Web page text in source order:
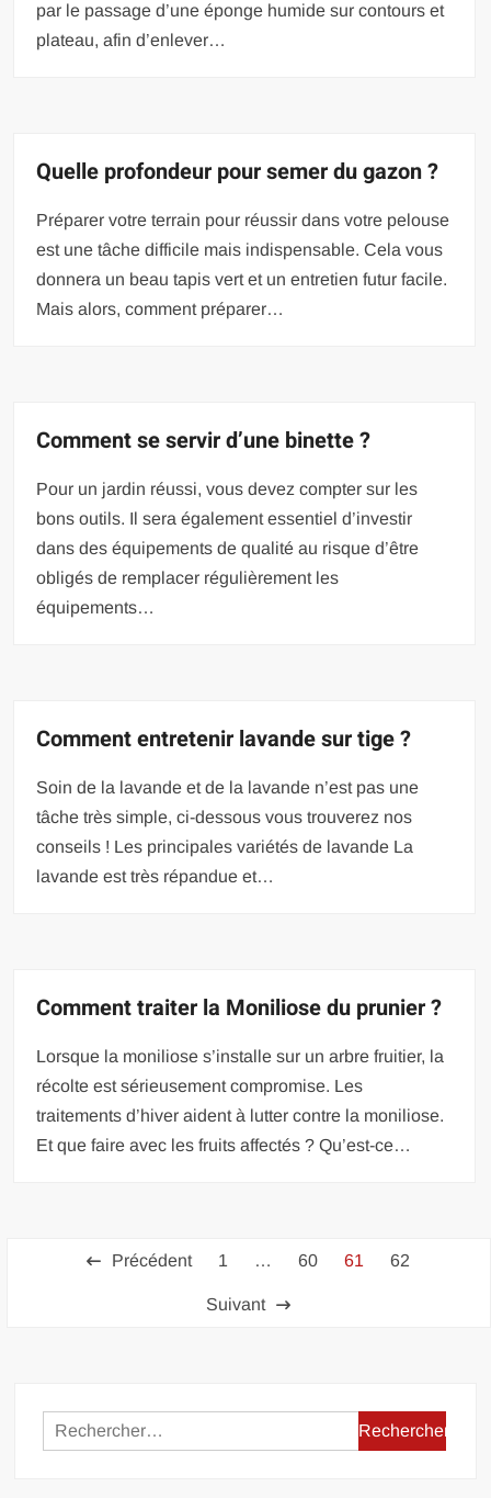
par le passage d’une éponge humide sur contours et
plateau, afin d’enlever…
Quelle profondeur pour semer du gazon ?
Préparer votre terrain pour réussir dans votre pelouse
est une tâche difficile mais indispensable. Cela vous
donnera un beau tapis vert et un entretien futur facile.
Mais alors, comment préparer…
Comment se servir d’une binette ?
Pour un jardin réussi, vous devez compter sur les
bons outils. Il sera également essentiel d’investir
dans des équipements de qualité au risque d’être
obligés de remplacer régulièrement les
équipements…
Comment entretenir lavande sur tige ?
Soin de la lavande et de la lavande n’est pas une
tâche très simple, ci-dessous vous trouverez nos
conseils ! Les principales variétés de lavande La
lavande est très répandue et…
Comment traiter la Moniliose du prunier ?
Lorsque la moniliose s’installe sur un arbre fruitier, la
récolte est sérieusement compromise. Les
traitements d’hiver aident à lutter contre la moniliose.
Et que faire avec les fruits affectés ? Qu’est-ce…
Pagination
Précédent 1 … 60 61 62
Suivant
Rechercher :